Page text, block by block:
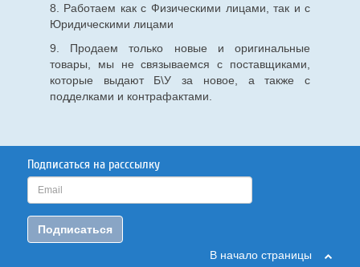
8. Работаем как с Физическими лицами, так и с
Юридическими лицами
9. Продаем только новые и оригинальные
товары, мы не связываемся с поставщиками,
которые выдают Б\У за новое, а также с
подделками и контрафактами.
Подписаться на расссылку
Подписаться
В начало страницы